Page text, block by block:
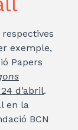
exemple,
Papers
d’abril.
en la
BCN